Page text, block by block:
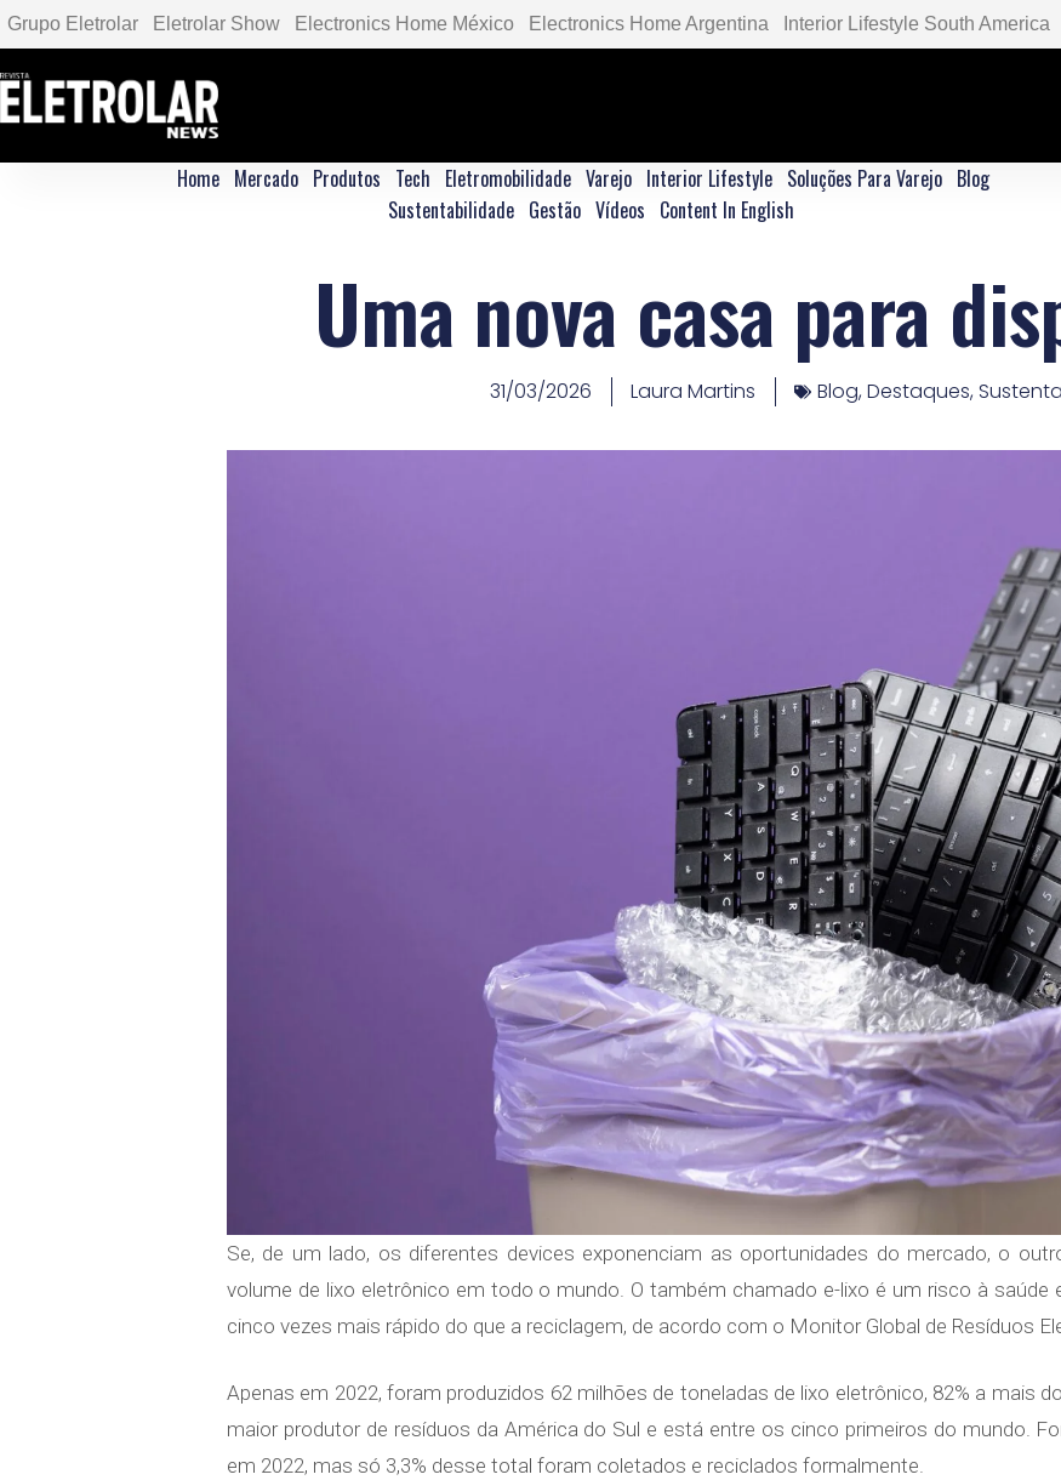
Grupo Eletrolar Eletrolar Show Electronics Home México Electronics Home Argentina Interior Lifestyle South America
Home Mercado Produtos Tech Eletromobilidade Varejo Interior Lifestyle Soluções Para Varejo Blog
Sustentabilidade Gestão Vídeos Content In English
Uma nova casa para
31/03/2026 Laura Martins Blog,Destaques,
Se, de um lado, os diferentes devices exponenciam as oportunidades do mercado, o
volume de lixo eletrônico em todo o mundo. O também chamado e-lixo é um risco à
cinco vezes mais rápido do que a reciclagem, de acordo com o Monitor Global de Resíduos
Apenas em 2022, foram produzidos 62 milhões de toneladas de lixo eletrônico, 82% a mais
maior produtor de resíduos da América do Sul e está entre os cinco primeiros do mundo.
em 2022, mas só 3,3% desse total foram coletados e reciclados formalmente.